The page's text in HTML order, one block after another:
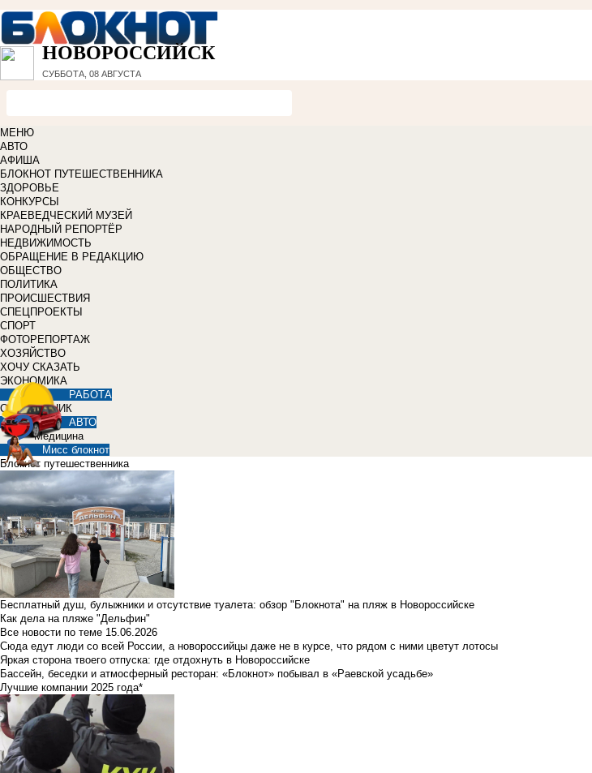
НОВОРОССИЙСК
СУББОТА, 08 АВГУСТА
МЕНЮ
АВТО
АФИША
БЛОКНОТ ПУТЕШЕСТВЕННИКА
ЗДОРОВЬЕ
КОНКУРСЫ
КРАЕВЕДЧЕСКИЙ МУЗЕЙ
НАРОДНЫЙ РЕПОРТЁР
НЕДВИЖИМОСТЬ
ОБРАЩЕНИЕ В РЕДАКЦИЮ
ОБЩЕСТВО
ПОЛИТИКА
ПРОИСШЕСТВИЯ
СПЕЦПРОЕКТЫ
СПОРТ
ФОТОРЕПОРТАЖ
ХОЗЯЙСТВО
ХОЧУ СКАЗАТЬ
ЭКОНОМИКА
РАБОТА
СПРАВОЧНИК
АВТО
Медицина
Мисс блокнот
Блокнот путешественника
Бесплатный душ, булыжники и отсутствие туалета: обзор "Блокнота" на пляж в Новороссийске
Как дела на пляже "Дельфин"
Все новости по теме 15.06.2026
Сюда едут люди со всей России, а новороссийцы даже не в курсе, что рядом с ними цветут лотосы
Яркая сторона твоего отпуска: где отдохнуть в Новороссийске
Бассейн, беседки и атмосферный ресторан: «Блокнот» побывал в «Раевской усадьбе»
Лучшие компании 2025 года*